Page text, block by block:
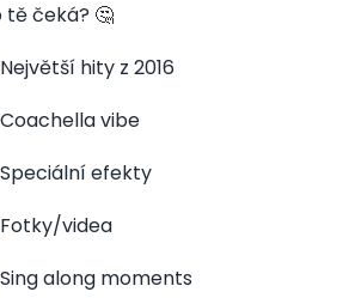
tě čeká? 🤔
hity z 2016
vibe
Speciální efekty
videa
along moments